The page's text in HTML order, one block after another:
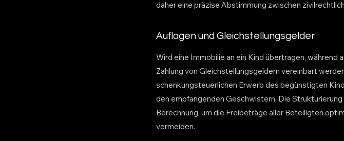
daher eine präzise Abstimmung zwischen
Auflagen und Gleichstellungsgelder
Wird eine Immobilie an ein Kind übertragen, während
Zahlung von Gleichstellungsgeldern vereinbart
schenkungsteuerlichen Erwerb des begünstigten
den empfangenden Geschwistern. Die
Berechnung, um die Freibeträge aller Beteiligten
vermeiden.